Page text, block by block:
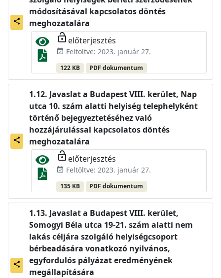
share
módosításával kapcsolatos döntés
meghozatalára
lock_open előterjesztés
event_available Feltöltve: 2023. január 27.
122 KB PDF dokumentum
share
Javaslat a Budapest VIII. kerület, Nap
utca 10. szám alatti helyiség telephelyként
történő bejegyeztetéséhez való
hozzájárulással kapcsolatos döntés
meghozatalára
lock_open előterjesztés
event_available Feltöltve: 2023. január 27.
135 KB PDF dokumentum
share
Javaslat a Budapest VIII. kerület,
Somogyi Béla utca 19-21. szám alatti nem
lakás céljára szolgáló helyiségcsoport
bérbeadására vonatkozó nyilvános,
egyfordulós pályázat eredményének
megállapítására